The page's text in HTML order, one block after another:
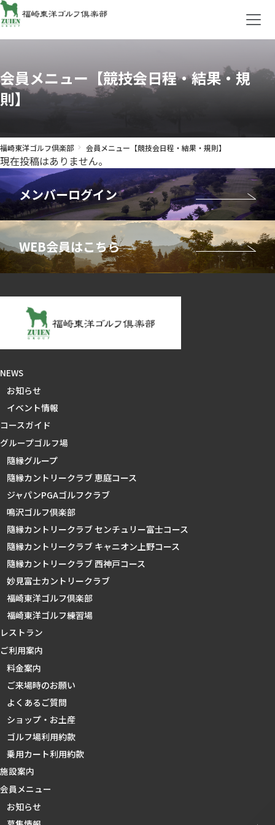
会員メニュー【競技会日程・結果・規
則】
福崎東洋ゴルフ倶楽部 会員メニュー【競技会日程・結果・規則】
現在投稿はありません。
NEWS
お知らせ
イベント情報
コースガイド
グループゴルフ場
隨縁グループ
隨縁カントリークラブ 恵庭コース
ジャパンPGAゴルフクラブ
鳴沢ゴルフ倶楽部
隨縁カントリークラブ センチュリー富士コース
隨縁カントリークラブ キャニオン上野コース
隨縁カントリークラブ 西神戸コース
妙見富士カントリークラブ
福崎東洋ゴルフ倶楽部
福崎東洋ゴルフ練習場
レストラン
ご利用案内
料金案内
ご来場時のお願い
よくあるご質問
ショップ・お土産
ゴルフ場利用約款
乗用カート利用約款
施設案内
会員メニュー
お知らせ